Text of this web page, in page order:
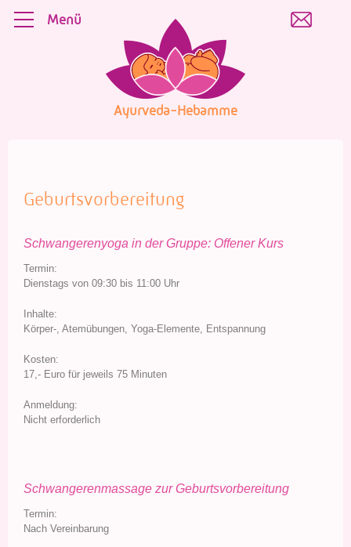
Ayurveda-Hebamme
Menü
Geburtsvorbereitung
Schwangerenyoga in der Gruppe: Offener Kurs
Termin:
Dienstags von 09:30 bis 11:00 Uhr
Inhalte:
Körper-, Atemübungen, Yoga-Elemente, Entspannung
Kosten:
17,- Euro für jeweils 75 Minuten
Anmeldung:
Nicht erforderlich
Schwangerenmassage zur Geburtsvorbereitung
Termin:
Nach Vereinbarung